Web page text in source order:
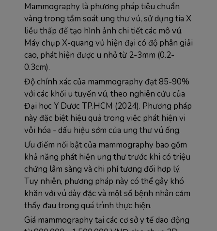
Mammography là phương pháp tiêu chuẩn
vàng trong tầm soát ung thư vú, sử dụng tia X
liều thấp để tạo hình ảnh chi tiết các mô vú.
Máy chụp X-quang vú hiện đại có độ phân giải
cao, phát hiện được u nhỏ từ 2-3mm (0.2-
0.3cm).
Độ chính xác của mammography đạt 85-90%
với các khối u tuyến vú, theo nghiên cứu của
Đại học Y Dược TP.HCM (2024). Phương pháp
này đặc biệt hiệu quả trong việc phát hiện vi
vôi hóa - dấu hiệu sớm của ung thư vú ống.
Ưu điểm nổi bật của mammography bao gồm
khả năng phát hiện ung thư trước khi có triệu
chứng lâm sàng và chi phí tương đối hợp lý.
Tuy nhiên, phương pháp này có thể gây khó
khăn với vú dày đặc và một số bệnh nhân cảm
thấy đau trong quá trình thực hiện.
Giá mammography tại các cơ sở y tế dao động